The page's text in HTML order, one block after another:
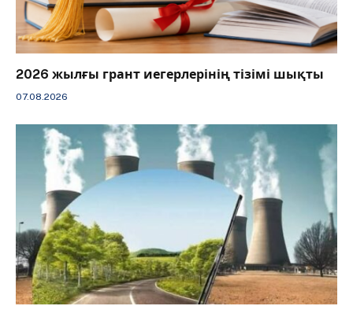
2026 жылғы грант иегерлерінің тізімі шықты
07.08.2026